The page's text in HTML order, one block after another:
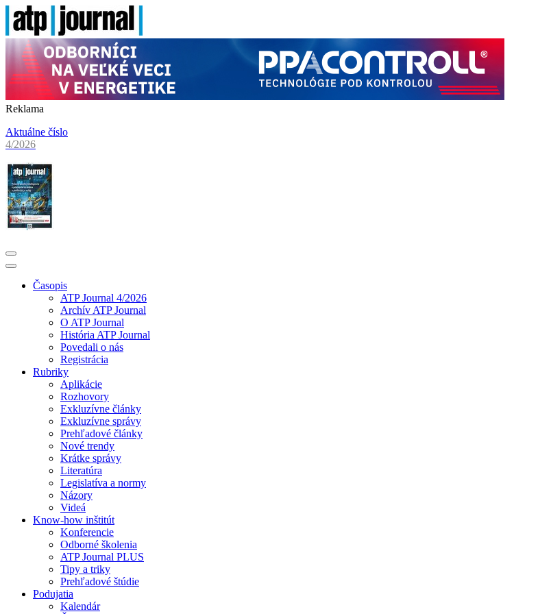
Reklama
Aktuálne číslo
4/2026
Časopis
ATP Journal 4/2026
Archív ATP Journal
O ATP Journal
História ATP Journal
Povedali o nás
Registrácia
Rubriky
Aplikácie
Rozhovory
Exkluzívne články
Exkluzívne správy
Prehľadové články
Nové trendy
Krátke správy
Literatúra
Legislatíva a normy
Názory
Videá
Know-how inštitút
Konferencie
Odborné školenia
ATP Journal PLUS
Tipy a triky
Prehľadové štúdie
Podujatia
Kalendár